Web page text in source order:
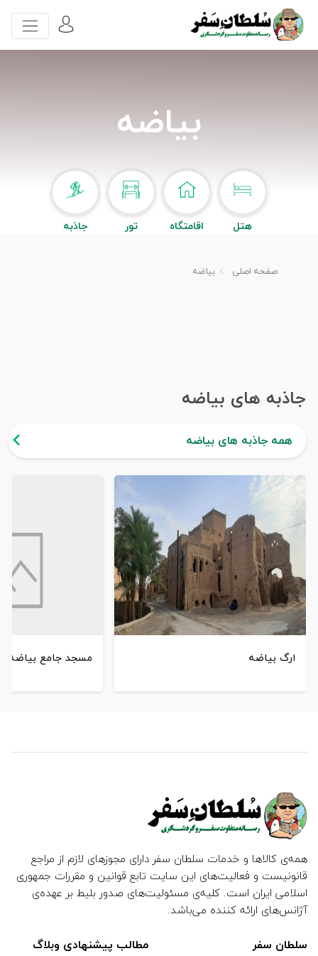
بیاضه
هتل اقامتگاه تور جاذبه
صفحه اصلی بیاضه
جاذبه های بیاضه
همه جاذبه های بیاضه
ارگ بیاضه مسجد جامع بیاضه
همه‌ی کالاها و خدمات سلطان سفر دارای مجوزهای لازم از مراجع
قانونیست و فعالیت‌های این سایت تابع قوانین و مقررات جمهوری
اسلامی ایران است. کلیه‌ی مسئولیت‌های صدور بلیط بر عهده‌ی
آژانس‌های ارائه کننده می‌باشد.
سلطان سفر مطالب پیشنهادی وبلاگ